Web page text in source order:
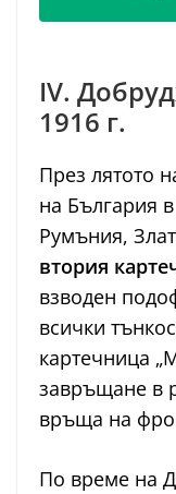
IV.
1916 г.
През лятото
на България
Румъния,
втория
взводен
всички
картечница
завръщане в
връща на
По време на